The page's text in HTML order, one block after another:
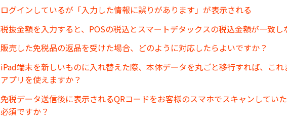
ログインしているが「入力した情報に誤りがあります」が表示される
税抜金額を入力すると、POSの税込とスマートデタックスの税込金額が一致し
販売した免税品の返品を受けた場合、どのように対応したらよいですか？
iPad端末を新しいものに入れ替えた際、本体データを丸ごと移行すれば、これ
アプリを使えますか？
免税データ送信後に表示されるQRコードをお客様のスマホでスキャンしてい
必須ですか？